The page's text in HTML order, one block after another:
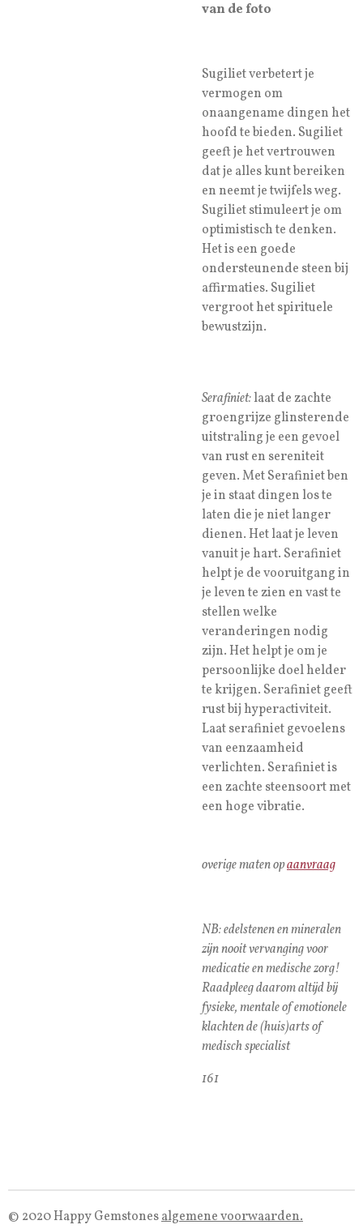
van de foto
Sugiliet verbetert je
vermogen om
onaangename dingen het
hoofd te bieden. Sugiliet
geeft je het vertrouwen
dat je alles kunt bereiken
en neemt je twijfels weg.
Sugiliet stimuleert je om
optimistisch te denken.
Het is een goede
ondersteunende steen bij
affirmaties. Sugiliet
vergroot het spirituele
bewustzijn.
Serafiniet:laat de zachte
groengrijze glinsterende
uitstraling je een gevoel
van rust en sereniteit
geven. Met Serafiniet ben
je in staat dingen los te
laten die je niet langer
dienen. Het laat je leven
vanuit je hart. Serafiniet
helpt je de vooruitgang in
je leven te zien en vast te
stellen welke
veranderingen nodig
zijn. Het helpt je om je
persoonlijke doel helder
te krijgen. Serafiniet geeft
rust bij hyperactiviteit.
Laat serafiniet gevoelens
van eenzaamheid
verlichten. Serafiniet is
een zachte steensoort met
een hoge vibratie.
overige maten opaanvraag
NB: edelstenen en mineralen
zijn nooit vervanging voor
medicatie en medische zorg!
Raadpleeg daarom altijd bij
fysieke, mentale of emotionele
klachten de (huis)arts of
medisch specialist
161
© 2020 Happy Gemstonesalgemene voorwaarden.